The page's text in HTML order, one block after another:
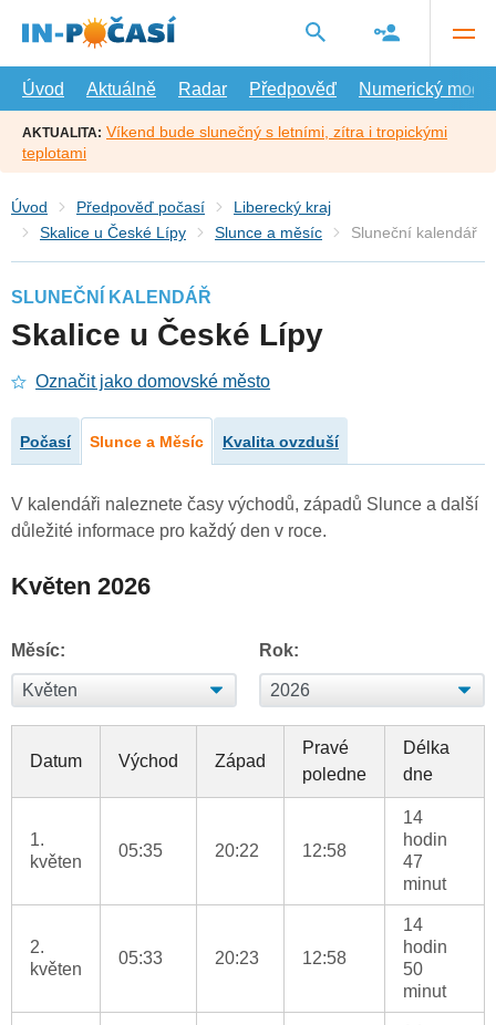
hlavní
Úvod
Aktuálně Radar Předpověď Numerický model
AKTUALITA: Víkend bude slunečný s letními, zítra i tropickými
teplotami
Úvod Předpověď počasí
Liberecký kraj
Skalice u České Lípy
Slunce a měsíc Sluneční kalendář
SLUNEČNÍ KALENDÁŘ
Skalice u České Lípy
Označit jako domovské město
Počasí Slunce a Měsíc Kvalita ovzduší
V kalendáři naleznete časy východů, západů Slunce a další
důležité informace pro každý den v roce.
Květen 2026
Měsíc: Rok:
Datum Východ Západ
Pravé
poledne
Délka
dne
1.
květen
05:35 20:22 12:58
14
hodin
47
minut
2.
květen
05:33 20:23 12:58
14
hodin
50
minut